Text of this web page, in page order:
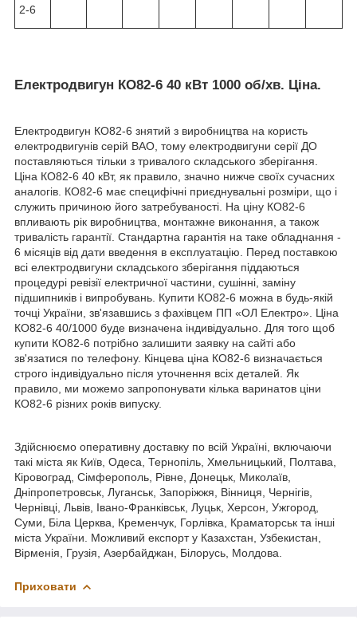
2-6
Електродвигун КО82-6 40 кВт 1000 об/хв. Ціна.
Електродвигун КО82-6 знятий з виробництва на користь
електродвигунів серій ВАО, тому електродвигуни серії ДО
поставляються тільки з тривалого складського зберігання.
Ціна КО82-6 40 кВт, як правило, значно нижче своїх сучасних
аналогів. КО82-6 має специфічні приєднувальні розміри, що і
служить причиною його затребуваності. На ціну КО82-6
впливають рік виробництва, монтажне виконання, а також
тривалість гарантії. Стандартна гарантія на таке обладнання -
6 місяців від дати введення в експлуатацію. Перед поставкою
всі електродвигуни складського зберігання піддаються
процедурі ревізії електричної частини, сушінні, заміну
підшипників і випробувань. Купити КО82-6 можна в будь-якій
точці України, зв'язавшись з фахівцем ПП «ОЛ Електро». Ціна
КО82-6 40/1000 буде визначена індивідуально. Для того щоб
купити КО82-6 потрібно залишити заявку на сайті або
зв'язатися по телефону. Кінцева ціна КО82-6 визначається
строго індивідуально після уточнення всіх деталей. Як
правило, ми можемо запропонувати кілька варинатов ціни
КО82-6 різних років випуску.
Здійснюємо оперативну доставку по всій Україні, включаючи
такі міста як Київ, Одеса, Тернопіль, Хмельницький, Полтава,
Кіровоград, Сімферополь, Рівне, Донецьк, Миколаїв,
Дніпропетровськ, Луганськ, Запоріжжя, Вінниця, Чернігів,
Чернівці, Львів, Івано-Франківськ, Луцьк, Херсон, Ужгород,
Суми, Біла Церква, Кременчук, Горлівка, Краматорськ та інші
міста України. Можливий експорт у Казахстан, Узбекистан,
Вірменія, Грузія, Азербайджан, Білорусь, Молдова.
Приховати